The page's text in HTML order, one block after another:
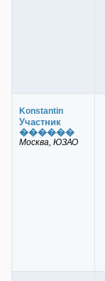
Konstantin
Участник
������
Москва, ЮЗАО